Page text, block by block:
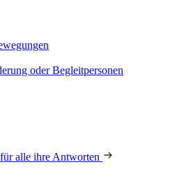
oder Begleitpersonen
alle ihre Antworten